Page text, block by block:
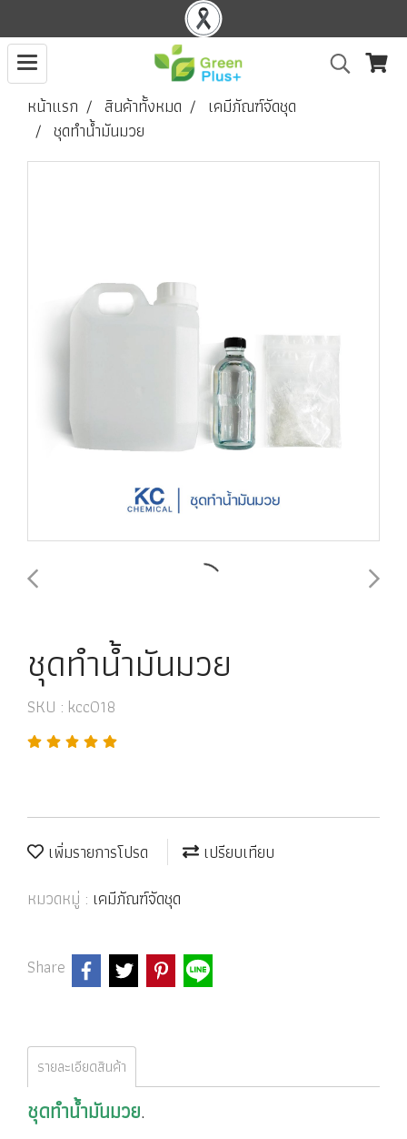
หน้าแรก สินค้าทั้งหมด
เคมีภัณฑ์จัดชุด
ชุดทำน้ำมันมวย
ชุดทำน้ำมันมวย
SKU : kcc018
เพิ่มรายการโปรด
เปรียบเทียบ
หมวดหมู่ : เคมีภัณฑ์จัดชุด
Share
รายละเอียดสินค้า
ชุดทำน้ำมันมวย.